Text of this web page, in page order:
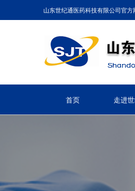
山东世纪通医药科技有限公司官方
首页 走进